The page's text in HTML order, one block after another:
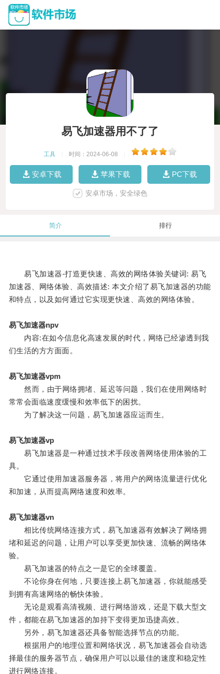
易飞加速器用不了了
工具 时间：2024-06-08
安卓下载 苹果下载 PC下载
安卓市场，安全绿色
简介 排行
易飞加速器-打造更快速、高效的网络体验关键词: 易飞
加速器、网络体验、高效描述: 本文介绍了易飞加速器的功能
和特点，以及如何通过它实现更快速、高效的网络体验。
易飞加速器npv
内容:在如今信息化高速发展的时代，网络已经渗透到我
们生活的方方面面。
易飞加速器vpm
然而，由于网络拥堵、延迟等问题，我们在使用网络时
常常会面临速度缓慢和效率低下的困扰。
为了解决这一问题，易飞加速器应运而生。
易飞加速器vp
易飞加速器是一种通过技术手段改善网络使用体验的工
具。
它通过使用加速器服务器，将用户的网络流量进行优化
和加速，从而提高网络速度和效率。
易飞加速器vn
相比传统网络连接方式，易飞加速器有效解决了网络拥
堵和延迟的问题，让用户可以享受更加快速、流畅的网络体
验。
易飞加速器的特点之一是它的全球覆盖。
不论你身在何地，只要连接上易飞加速器，你就能感受
到拥有高速网络的畅快体验。
无论是观看高清视频、进行网络游戏，还是下载大型文
件，都能在易飞加速器的加持下变得更加迅捷高效。
另外，易飞加速器还具备智能选择节点的功能。
根据用户的地理位置和网络状况，易飞加速器会自动选
择最佳的服务器节点，确保用户可以以最佳的速度和稳定性
进行网络连接。